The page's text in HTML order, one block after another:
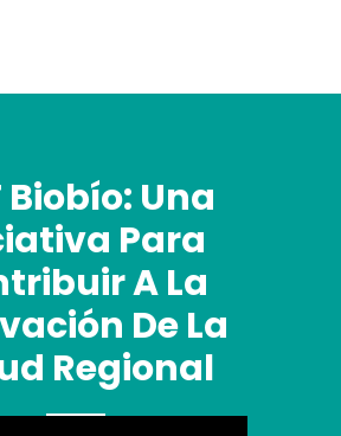
Biobío: Una
Para
A La
De La
Regional